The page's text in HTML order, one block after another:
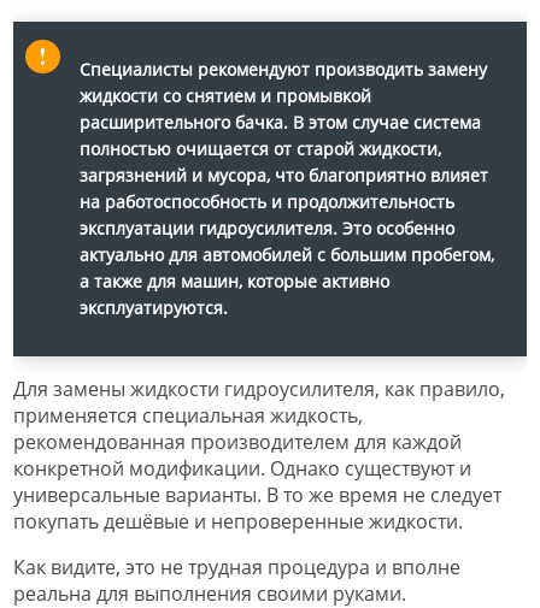
Специалисты рекомендуют производить замену
жидкости со снятием и промывкой
расширительного бачка. В этом случае система
полностью очищается от старой жидкости,
загрязнений и мусора, что благоприятно влияет
на работоспособность и продолжительность
эксплуатации гидроусилителя. Это особенно
актуально для автомобилей с большим пробегом,
а также для машин, которые активно
эксплуатируются.
Для замены жидкости гидроусилителя, как правило,
применяется специальная жидкость,
рекомендованная производителем для каждой
конкретной модификации. Однако существуют и
универсальные варианты. В то же время не следует
покупать дешёвые и непроверенные жидкости.
Как видите, это не трудная процедура и вполне
реальна для выполнения своими руками.